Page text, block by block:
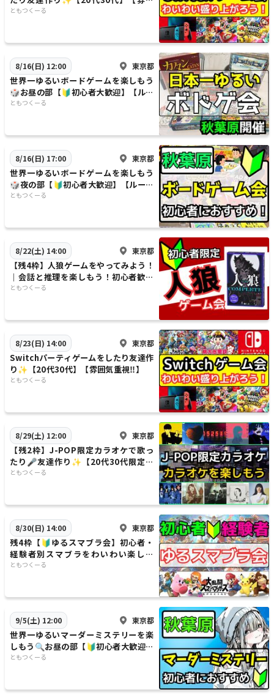
気重視‼️】
ともつくーる
8/16(日) 12:00 東京都
世界一ゆるいボードゲームを楽しもう
🎲お昼の部【🔰初心者大歓迎】【ルー
ル説明あり⭐️】【友達作り！】
ともつくーる
8/16(日) 17:00 東京都
世界一ゆるいボードゲームを楽しもう
🎲夜の部【🔰初心者大歓迎】【ルール
説明あり⭐️】【友達作り！】
ともつくーる
8/22(土) 14:00 東京都
【残4枠】人狼ゲームをやってみよう！
｜会話と推理を楽しもう！初心者歓迎
【雰囲気重視✨】
ともつくーる
8/23(日) 14:00 東京都
Switchパーティゲームをしたり友達作
り✨️【20代30代】【雰囲気重視‼️】
ともつくーる
8/29(土) 12:00 東京都
【残2枠】J-POP限定カラオケで歌っ
たり🎤友達作り✨️【20代30代限定】
【新規大歓迎🐤】
ともつくーる
8/30(日) 14:00 東京都
残4枠【🔰ゆるスマブラ会】初心者・
経験者別スマブラをわいわい楽しも
う！【🔰初心者大歓迎】
ともつくーる
9/5(土) 12:00 東京都
世界一ゆるいマーダーミステリーを楽
しもう🔍お昼の部【🔰初心者大歓迎】
【ルール説明あり⭐️】【友達作り！】
ともつくーる